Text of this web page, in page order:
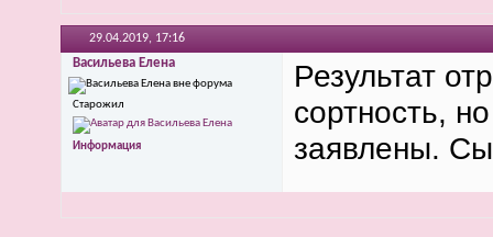
29.04.2019, 17:16
Васильева Елена
Старожил
Информация
Результат
сортность,
заявлены.